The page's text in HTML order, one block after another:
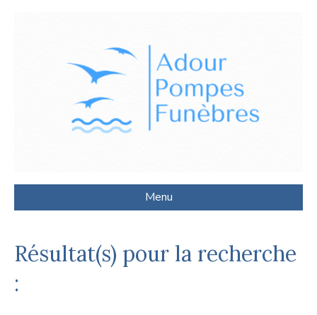
Menu
Résultat(s) pour la recherche
: